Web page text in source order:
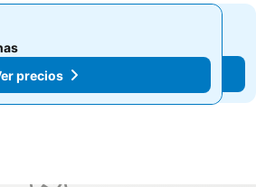
Ver precios
precios